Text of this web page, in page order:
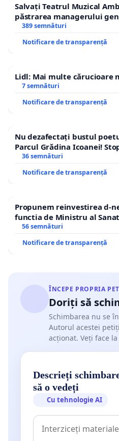
Salvați Teatrul Muzical
păstrarea managerului
ROGOJAN
389 semnături
Notificare de transparență
Lidl: Mai multe cărucioare
7 semnături
Notificare de transparență
Nu dezafectați bustul
Parcul Grădina Icoanei!
36 semnături
Notificare de transparență
Propunem reinvestirea d-
functia de Ministru al
56 semnături
Notificare de transparență
ÎNCEPE PROPRIA
Doriți să
Schimbarea nu se
Autorul acestei
acționat. Veți face la
Descrieți
să o vedeți
Cu tehnologie AI